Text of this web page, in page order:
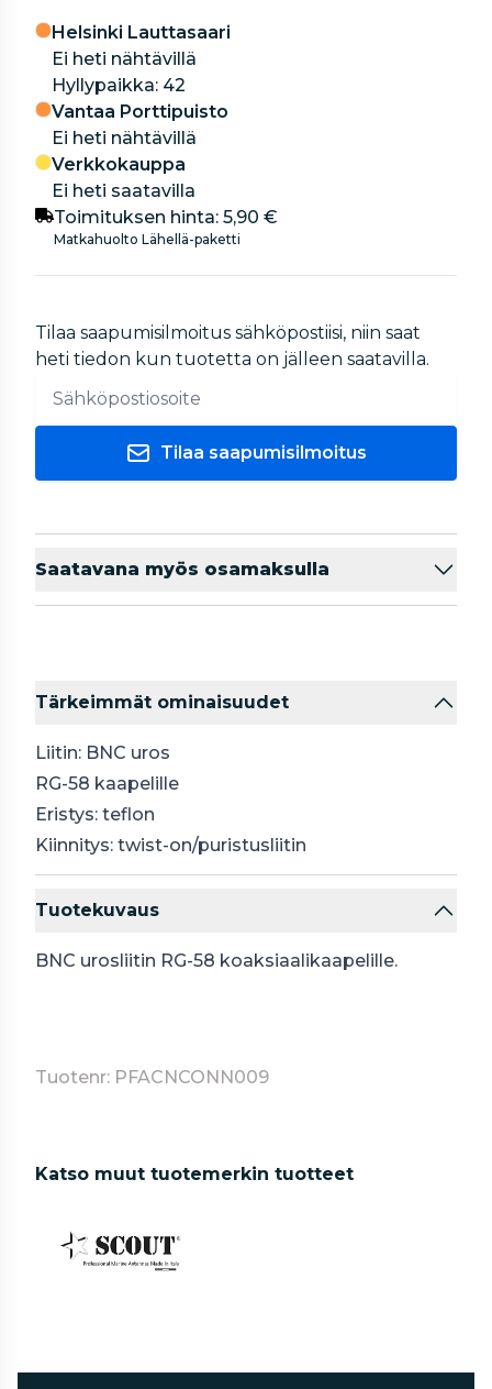
Helsinki Lauttasaari
Ei heti nähtävillä
hyllypaikka: 42
Vantaa Porttipuisto
Ei heti nähtävillä
Verkkokauppa
Ei heti saatavilla
Toimituksen hinta: 5,90 €
Matkahuolto Lähellä-paketti
Tilaa saapumisilmoitus sähköpostiisi, niin saat
heti tiedon kun tuotetta on jälleen saatavilla.
Tilaa saapumisilmoitus
Saatavana myös osamaksulla
Tärkeimmät ominaisuudet
Liitin: BNC uros
RG-58 kaapelille
Eristys: teflon
Kiinnitys: twist-on/puristusliitin
Tuotekuvaus
BNC urosliitin RG-58 koaksiaalikaapelille.
Tuotenr: PFACNCONN009
Katso muut tuotemerkin tuotteet